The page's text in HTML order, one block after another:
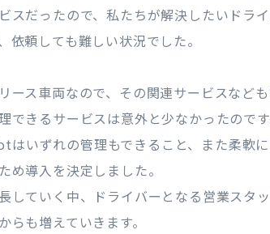
スだったので、私たちが解決したいドラ
依頼しても難しい状況でした。
ース車両なので、その関連サービスなど
できるサービスは意外と少なかったのです
はいずれの管理もできること、また柔軟
め導入を決定しました。
していく中、ドライバーとなる営業スタ
らも増えていきます。